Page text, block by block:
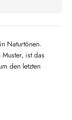
Naturtönen.
ist das
den letzten